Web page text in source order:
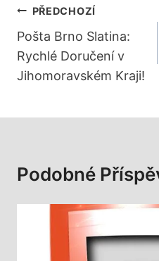
Navigace
Pro
Příspěvek
PŘEDCHOZÍ
Pošta Brno Slatina:
Rychlé Doručení v
Jihomoravském Kraji!
Podobné